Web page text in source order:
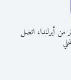
من أيرلندا، اتصل